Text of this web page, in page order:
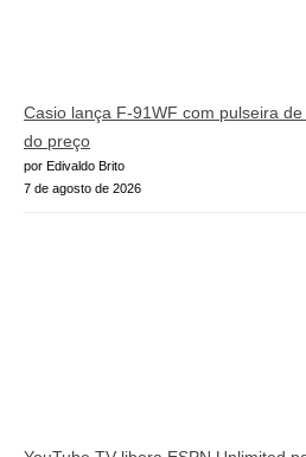
Casio lança F-91WF com pulseira
do preço
por Edivaldo Brito
7 de agosto de 2026